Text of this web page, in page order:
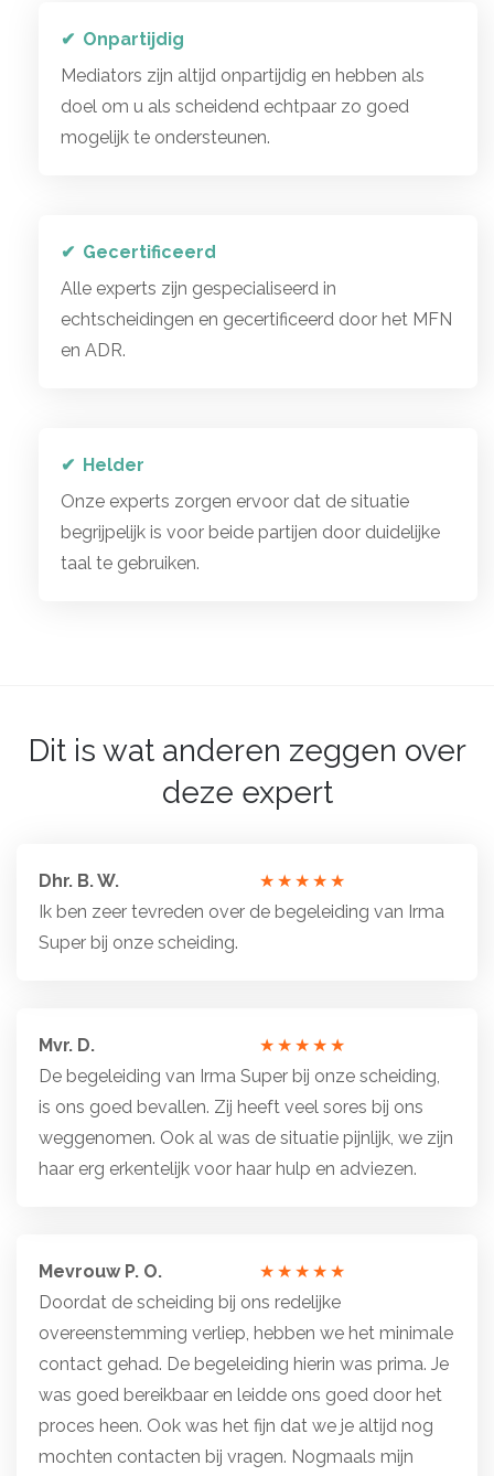
Onpartijdig
Mediators zijn altijd onpartijdig en hebben als
doel om u als scheidend echtpaar zo goed
mogelijk te ondersteunen.
Gecertificeerd
Alle experts zijn gespecialiseerd in
echtscheidingen en gecertificeerd door het MFN
en ADR.
Helder
Onze experts zorgen ervoor dat de situatie
begrijpelijk is voor beide partijen door duidelijke
taal te gebruiken.
Dit is wat anderen zeggen over
deze expert
Dhr. B. W.
waardering:
sterren
Ik ben zeer tevreden over de begeleiding van Irma
Super bij onze scheiding.
Mvr. D.
waardering:
De begeleiding van Irma Super bij onze scheiding,
is ons goed bevallen. Zij heeft veel sores bij ons
weggenomen. Ook al was de situatie pijnlijk, we zijn
haar erg erkentelijk voor haar hulp en adviezen.
Mevrouw P. O.
waardering:
van
sterren
Doordat de scheiding bij ons redelijke
overeenstemming verliep, hebben we het minimale
contact gehad. De begeleiding hierin was prima. Je
was goed bereikbaar en leidde ons goed door het
proces heen. Ook was het fijn dat we je altijd nog
mochten contacten bij vragen. Nogmaals mijn